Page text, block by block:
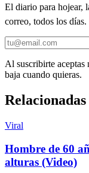
El diario para hojear,
correo, todos los
Al suscribirte aceptas
baja cuando quieras.
Relacionadas
Viral
Hombre de 60
alturas (Video)